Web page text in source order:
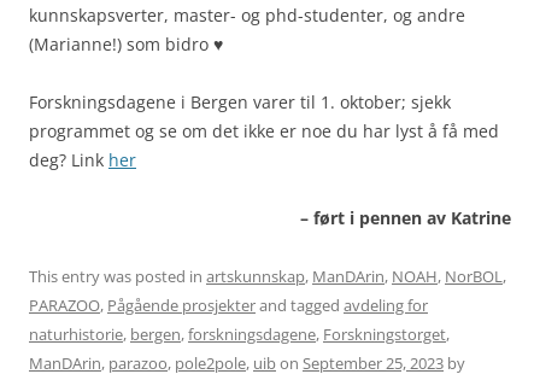
kunnskapsverter, master- og phd-studenter, og andre
(Marianne!) som bidro ♥
Forskningsdagene i Bergen varer til 1. oktober; sjekk
programmet og se om det ikke er noe du har lyst å få med
deg? Link her
– ført i pennen av Katrine
This entry was posted in artskunnskap, ManDArin, NOAH, NorBOL,
PARAZOO, Pågående prosjekterand tagged avdeling for
naturhistorie, bergen,forskningsdagene, Forskningstorget,
ManDArin, parazoo, pole2pole, uibon September 25, 2023 by